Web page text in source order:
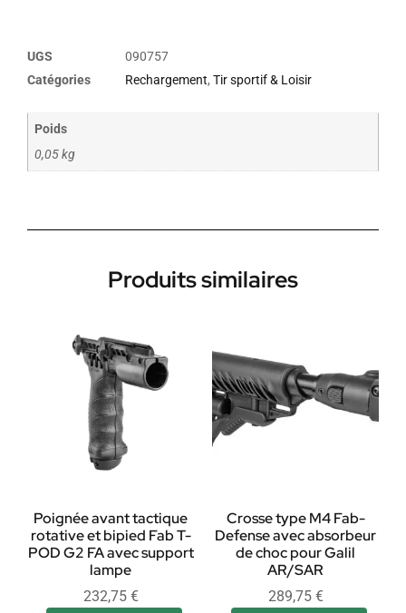
UGS
090757
Catégories
Rechargement, Tir sportif & Loisir
Poids
0,05 kg
Produits similaires
Poignée avant tactique
rotative et bipied Fab T-
POD G2 FA avec support
lampe
232,75 €
Crosse type M4 Fab-
Defense avec absorbeur
de choc pour Galil
AR/SAR
289,75 €